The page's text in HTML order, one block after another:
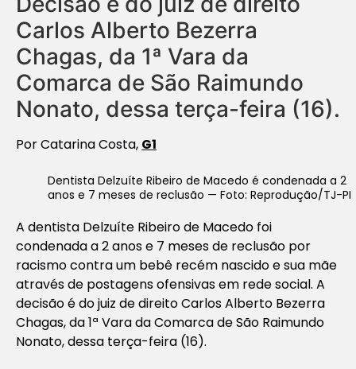
Carlos Alberto Bezerra
Chagas, da 1ª Vara da
Comarca de São Raimundo
Nonato, dessa terça-feira (16).
Por Catarina Costa, G1
Dentista Delzuíte Ribeiro de Macedo é condenada a 2
anos e 7 meses de reclusão — Foto: Reprodução/TJ-PI
A dentista Delzuíte Ribeiro de Macedo foi
condenada a 2 anos e 7 meses de reclusão por
racismo contra um bebê recém nascido e sua mãe
através de postagens ofensivas em rede social. A
decisão é do juiz de direito Carlos Alberto Bezerra
Chagas, da 1ª Vara da Comarca de São Raimundo
Nonato, dessa terça-feira (16).